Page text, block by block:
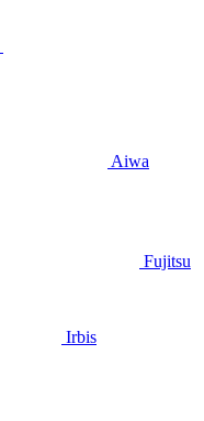
Aiwa
Fujitsu
Irbis